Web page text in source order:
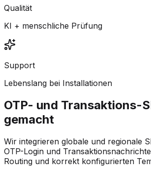
Qualität
KI + menschliche Prüfung
Support
Lebenslang bei Installationen
OTP- und Transaktions-
gemacht
Wir integrieren globale und regionale
OTP-Login und
Routing und korrekt konfigurierten